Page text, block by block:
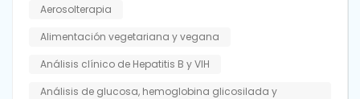
Aerosolterapia
Alimentación vegetariana y vegana
Análisis clínico de Hepatitis B y VIH
Análisis de glucosa, hemoglobina glicosilada y